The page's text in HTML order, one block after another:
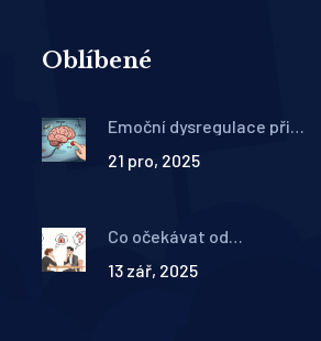
Oblíbené
Emoční dysregulace při
pomáhá řídit pocity
21 pro, 2025
Co očekávat od
proces a co vás čeká na
13 zář, 2025